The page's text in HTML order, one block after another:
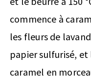
commence à
les fleurs de
papier sulfurisé, et
caramel en